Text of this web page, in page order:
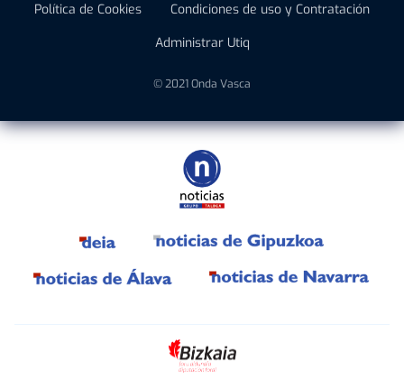
Política de Cookies
Condiciones de uso y Contratación
Administrar Utiq
© 2021 Onda Vasca